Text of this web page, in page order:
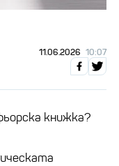
11.06.2026 10:07
книжка?